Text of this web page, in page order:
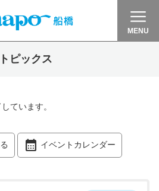
MENU
トピックス
ています。
イベントカレンダー